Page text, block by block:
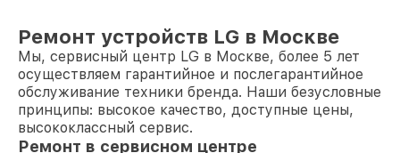
Ремонт устройств LG в Москве
Мы, сервисный центр LG в Москве, более 5 лет
осуществляем гарантийное и послегарантийное
обслуживание техники бренда. Наши безусловные
принципы: высокое качество, доступные цены,
высококлассный сервис.
Ремонт в сервисном центре